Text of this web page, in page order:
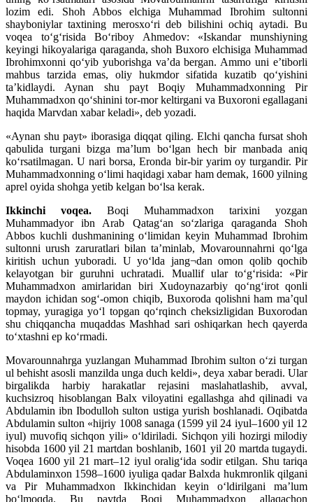
lozim edi. Shoh Abbos elchiga Muhammad Ibrohim sultonni
shayboniylar taxtining merosxo‘ri deb bilishini ochiq aytadi. Bu
voqea to‘g‘risida Bo‘riboy Ahmedov: «Iskandar munshiyning
keyingi hikoyalariga qaraganda, shoh Buxoro elchisiga Muhammad
Ibrohimxonni qo‘yib yuborishga va’da bergan. Ammo uni e’tiborli
mahbus tarzida emas, oliy hukmdor sifatida kuzatib qo‘yishini
ta’kidlaydi. Aynan shu payt Boqiy Muhammadxonning Pir
Muhammadxon qo‘shinini tor-mor keltirgani va Buxoroni egallagani
haqida Marvdan xabar keladi», deb yozadi.
«Aynan shu payt» iborasiga diqqat qiling. Elchi qancha fursat shoh
qabulida turgani bizga ma’lum bo‘lgan hech bir manbada aniq
ko‘rsatilmagan. U nari borsa, Eronda bir-bir yarim oy turgandir. Pir
Muhammadxonning o‘limi haqidagi xabar ham demak, 1600 yilning
aprel oyida shohga yetib kelgan bo‘lsa kerak.
Ikkinchi voqea. Boqi Muhammadxon tarixini yozgan
Muhammadyor ibn Arab Qatag‘an so‘zlariga qaraganda Shoh
Abbos kuchli dushmanining o‘limidan keyin Muhammad Ibrohim
sultonni urush zaruratlari bilan ta’minlab, Movarounnahrni qo‘lga
kiritish uchun yuboradi. U yo‘lda jang¬dan omon qolib qochib
kelayotgan bir guruhni uchratadi. Muallif ular to‘g‘risida: «Pir
Muhammadxon amirlaridan biri Xudoynazarbiy qo‘ng‘irot qonli
maydon ichidan sog‘-omon chiqib, Buxoroda qolishni ham ma’qul
topmay, yuragiga yo‘l topgan qo‘rqinch cheksizligidan Buxorodan
shu chiqqancha muqaddas Mashhad sari oshiqarkan hech qayerda
to‘xtashni ep ko‘rmadi.
Movarounnahrga yuzlangan Muhammad Ibrohim sulton o‘zi turgan
ul behisht asosli manzilda unga duch keldi», deya xabar beradi. Ular
birgalikda harbiy harakatlar rejasini maslahatlashib, avval,
kuchsizroq hisoblangan Balx viloyatini egallashga ahd qilinadi va
Abdulamin ibn Ibodulloh sulton ustiga yurish boshlanadi. Oqibatda
Abdulamin sulton «hijriy 1008 sanaga (1599 yil 24 iyul–1600 yil 12
iyul) muvofiq sichqon yili» o‘ldiriladi. Sichqon yili hozirgi milodiy
hisobda 1600 yil 21 martdan boshlanib, 1601 yil 20 martda tugaydi.
Voqea 1600 yil 21 mart–12 iyul oralig‘ida sodir etilgan. Shu tariqa
Abdulaminxon 1598–1600 iyuliga qadar Balxda hukmronlik qilgani
va Pir Muhammadxon Ikkinchidan keyin o‘ldirilgani ma’lum
bo‘lmoqda. Bu paytda Boqi Muhammadxon allaqachon